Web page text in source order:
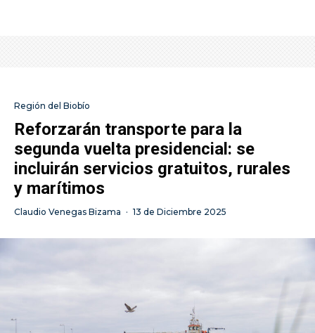
Región del Biobío
Reforzarán transporte para la
segunda vuelta presidencial: se
incluirán servicios gratuitos, rurales
y marítimos
Claudio Venegas Bizama · 13 de Diciembre 2025